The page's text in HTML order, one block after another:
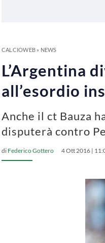
CALCIOWEB» NEWS
L’Argentina
all’esordio
Anche il ct Bauza
disputerà contro
di Federico Gottero 4 Ott 2016 |